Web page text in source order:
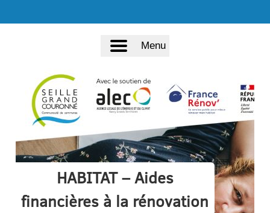
Menu
HABITAT – Aides
financières à la rénovation